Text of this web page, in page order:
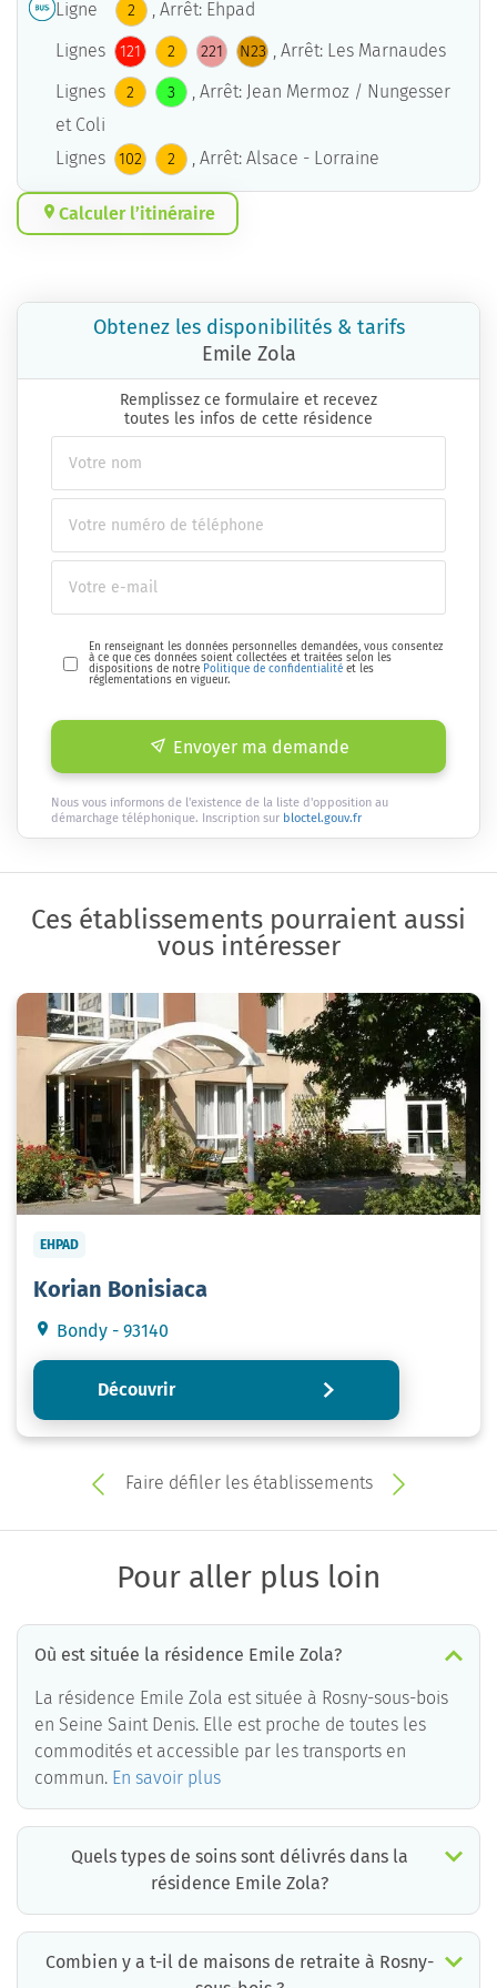
Ligne 2
, Arrêt: Ehpad
Lignes
121 2 221 N23
, Arrêt: Les Marnaudes
Lignes
2 3
, Arrêt: Jean Mermoz / Nungesser
et Coli
Lignes
102 2 , Arrêt: Alsace - Lorraine
Calculer l’itinéraire
Obtenez les disponibilités & tarifs
Emile Zola
Remplissez ce formulaire et recevez
toutes les infos de cette résidence
En renseignant les données personnelles demandées, vous consentez
à ce que ces données soient collectées et traitées selon les
dispositions de notre Politique de confidentialité et les
réglementations en vigueur.
Envoyer ma demande
Nous vous informons de l'existence de la liste d'opposition au
démarchage téléphonique. Inscription sur bloctel.gouv.fr
Ces établissements pourraient aussi
vous intéresser
EHPAD
Korian Bonisiaca
Bondy - 93140
Découvrir
Faire défiler les établissements
Pour aller plus loin
Où est située la résidence Emile Zola?
La résidence Emile Zola est située à Rosny-sous-bois
en Seine Saint Denis. Elle est proche de toutes les
commodités et accessible par les transports en
commun. En savoir plus
Quels types de soins sont délivrés dans la
résidence Emile Zola?
Combien y a t-il de maisons de retraite à Rosny-